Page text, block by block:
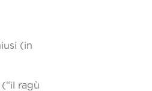
(in
ragù